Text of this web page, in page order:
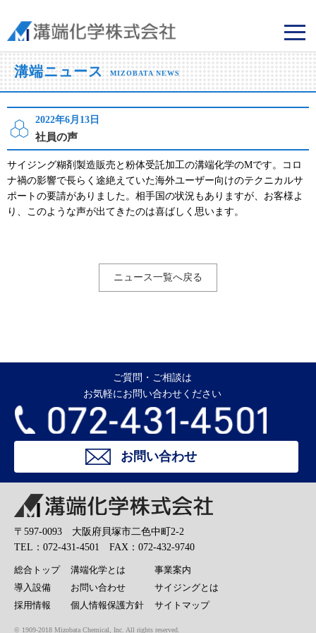
溝端化学株式会社
溝端ニュース MIZOBATA NEWS
2022年6月13日
社員の声
サイジング糊剤製造販売と粉体受託加工の溝端化学のMです。コロ
ナ禍の影響で長らく途絶えていた海外ユーザー向けのテクニカルサ
ポートの要請がありました。相手国の状況もありますが、お客様よ
り、このような声が出てきたのは喜ばしく思います。
ニュース一覧へ戻る
ご質問・ご相談は
お気軽にお問い合わせください
お問い合わせ
〒597-0093 大阪府貝塚市二色中町2-2
TEL：072-431-4501 FAX：072-432-9740
総合トップ
導入設備
採用情報
溝端化学とは
お問い合わせ
個人情報保護方針
事業案内
サイジングとは
サイトマップ
© 1909-2018 Mizobata Chemical, Inc. All rights reserved.